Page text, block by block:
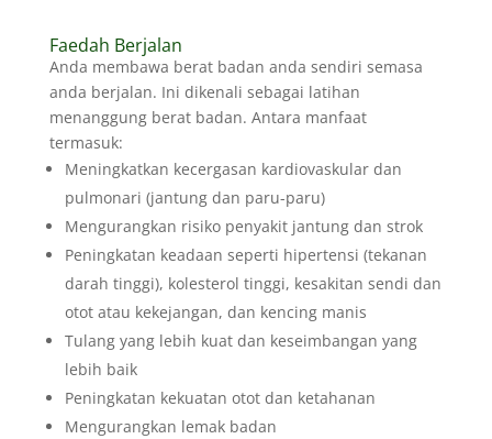
Faedah Berjalan
Anda membawa berat badan anda sendiri semasa
anda berjalan. Ini dikenali sebagai latihan
menanggung berat badan. Antara manfaat
termasuk:
Meningkatkan kecergasan kardiovaskular dan
pulmonari (jantung dan paru-paru)
Mengurangkan risiko penyakit jantung dan strok
Peningkatan keadaan seperti hipertensi (tekanan
darah tinggi), kolesterol tinggi, kesakitan sendi dan
otot atau kekejangan, dan kencing manis
Tulang yang lebih kuat dan keseimbangan yang
lebih baik
Peningkatan kekuatan otot dan ketahanan
Mengurangkan lemak badan